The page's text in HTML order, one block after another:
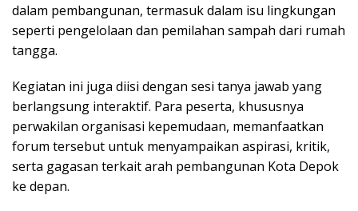
dalam pembangunan, termasuk dalam isu lingkungan
seperti pengelolaan dan pemilahan sampah dari rumah
tangga.
Kegiatan ini juga diisi dengan sesi tanya jawab yang
berlangsung interaktif. Para peserta, khususnya
perwakilan organisasi kepemudaan, memanfaatkan
forum tersebut untuk menyampaikan aspirasi, kritik,
serta gagasan terkait arah pembangunan Kota Depok
ke depan.